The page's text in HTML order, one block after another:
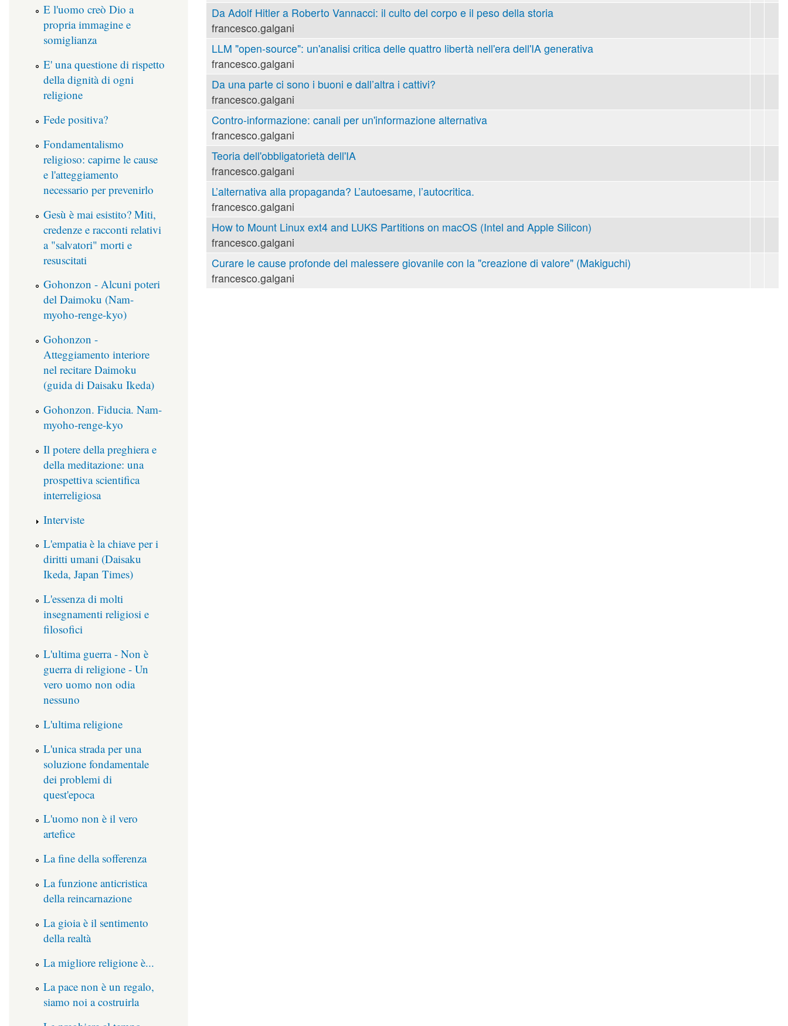
Da Adolf Hitler a Roberto Vannacci: il culto del corpo e il peso della storia
francesco.galgani
LLM "open-source": un'analisi critica delle quattro libertà nell'era dell'IA generativa
francesco.galgani
Da una parte ci sono i buoni e dall’altra i cattivi?
francesco.galgani
Contro-informazione: canali per un'informazione alternativa
francesco.galgani
Teoria dell'obbligatorietà dell'IA
francesco.galgani
L’alternativa alla propaganda? L’autoesame, l’autocritica.
francesco.galgani
How to Mount Linux ext4 and LUKS Partitions on macOS (Intel and Apple Silicon)
francesco.galgani
Curare le cause profonde del malessere giovanile con la "creazione di valore" (Makiguchi)
francesco.galgani
E l'uomo creò Dio a
propria immagine e
somiglianza
E' una questione di rispetto
della dignità di ogni
religione
Fede positiva?
Fondamentalismo
religioso: capirne le cause
e l'atteggiamento
necessario per prevenirlo
Gesù è mai esistito? Miti,
credenze e racconti relativi
a "salvatori" morti e
resuscitati
Gohonzon - Alcuni poteri
del Daimoku (Nam-
myoho-renge-kyo)
Gohonzon -
Atteggiamento interiore
nel recitare Daimoku
(guida di Daisaku Ikeda)
Gohonzon. Fiducia. Nam-
myoho-renge-kyo
Il potere della preghiera e
della meditazione: una
prospettiva scientifica
interreligiosa
Interviste
L'empatia è la chiave per i
diritti umani (Daisaku
Ikeda, Japan Times)
L'essenza di molti
insegnamenti religiosi e
filosofici
L'ultima guerra - Non è
guerra di religione - Un
vero uomo non odia
nessuno
L'ultima religione
L'unica strada per una
soluzione fondamentale
dei problemi di
quest'epoca
L'uomo non è il vero
artefice
La fine della sofferenza
La funzione anticristica
della reincarnazione
La gioia è il sentimento
della realtà
La migliore religione è...
La pace non è un regalo,
siamo noi a costruirla